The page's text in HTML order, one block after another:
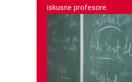
iskusne profesore.